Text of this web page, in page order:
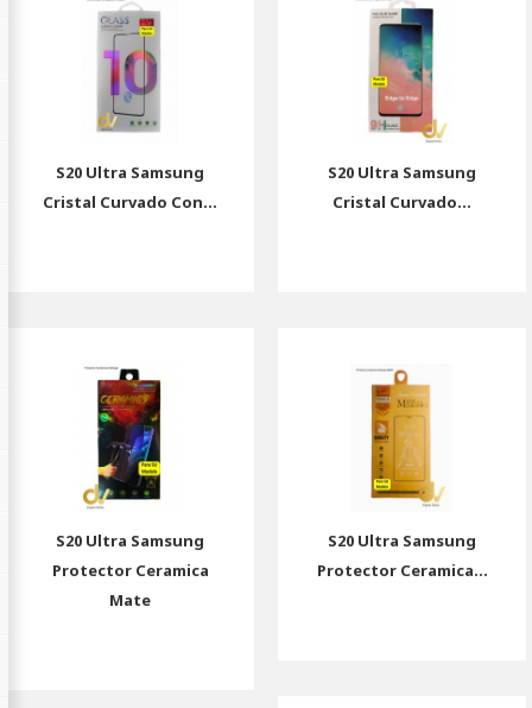
S20 Ultra Samsung
Cristal Curvado Con...
S20 Ultra Samsung
Cristal Curvado...
S20 Ultra Samsung
Protector Ceramica
Mate
S20 Ultra Samsung
Protector Ceramica...